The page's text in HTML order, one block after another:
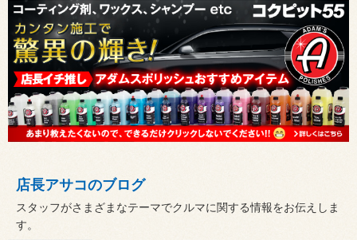
店長アサコのブログ
スタッフがさまざまなテーマでクルマに関する情報をお伝えしま
す。